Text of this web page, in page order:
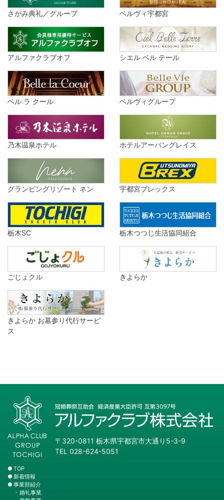
さがみ典礼／グループ ベルヴィ宇都宮
アルファクラブオフ シエル ベル テール
ベル ラ クール ベルヴィグループ
乃木温泉ホテル ホテルアーバングレイス
グランピングリゾート ネン 宇都宮ブレックス
栃木SC 栃木つつじ生活協同組合
ごじょクル きよらか
きよらか お墓参り代行サービ
ス
〒320-0811 栃木県宇都宮市大通り5-3-9
TEL 028-624-5051
TOP
新着情報
事業部紹介
婚礼事業